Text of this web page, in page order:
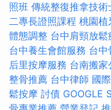
照班 傳統整復推拿技術
二專長證照課程 桃園植
體態調整 台中肩頸放鬆
台中養生會館服務 台中
后里按摩服務 台南搬家
整骨推薦 台中律師 國
鬆按摩 討債 GOOGLE